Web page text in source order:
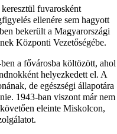
fuvarosként
ellenére sem hagyott
bekerült a Magyarországi
Központi Vezetőségébe.
a fővárosba költözött, ahol
helyezkedett el. A
de egészségi állapotára
1943-ban viszont már nem
eleinte Miskolcon,